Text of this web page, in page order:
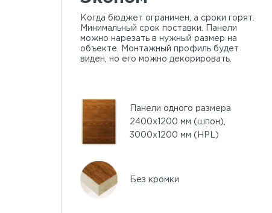
Когда бюджет ограничен, а сроки горят.
Минимальный срок поставки. Панели
можно нарезать в нужный размер на
объекте. Монтажный профиль будет
виден, но его можно декорировать.
Панели одного размера
2400х1200 мм (шпон),
3000х1200 мм (HPL)
Без кромки